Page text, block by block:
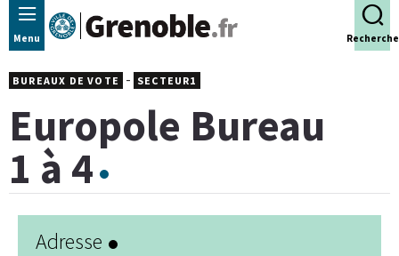
Panneau de gestion des cookies
Menu Recherche
Europole Bureau
1 à 4
BUREAUX DE VOTE - SECTEUR1
Adresse